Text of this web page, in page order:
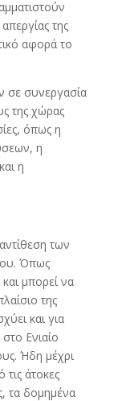
της
αφορά το
συνεργασία
της χώρας
όπως η
η
η
των
Όπως
μπορεί να
της
και για
Ενιαίο
Ήδη μέχρι
άτοκες
τα δομημένα